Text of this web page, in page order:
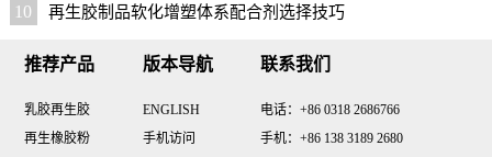
10 再生胶制品软化增塑体系配合剂选择技巧
推荐产品
乳胶再生胶
再生橡胶粉
版本导航
ENGLISH
手机访问
联系我们
电话：+86 0318 2686766
手机：+86 138 3189 2680